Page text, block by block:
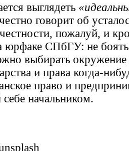
выглядеть
говорит об
пожалуй, и
юрфаке СПбГУ: не
выбирать
и права когда-
право и
начальником.